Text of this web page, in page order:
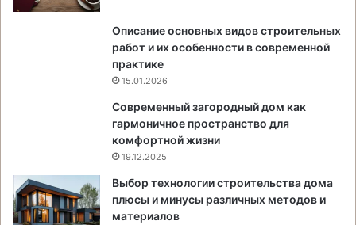
Описание основных видов строительных
работ и их особенности в современной
практике
15.01.2026
Современный загородный дом как
гармоничное пространство для
комфортной жизни
19.12.2025
Выбор технологии строительства дома
плюсы и минусы различных методов и
материалов